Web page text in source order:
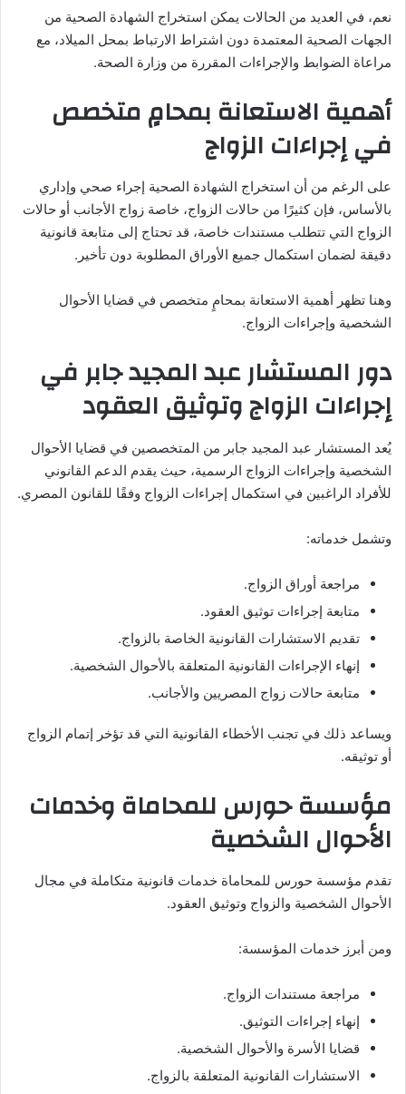
نعم، في العديد من الحالات يمكن استخراج الشهادة الصحية من
الجهات الصحية المعتمدة دون اشتراط الارتباط بمحل الميلاد، مع
مراعاة الضوابط والإجراءات المقررة من وزارة الصحة.
أهمية الاستعانة بمحامٍ متخصص
في إجراءات الزواج
على الرغم من أن استخراج الشهادة الصحية إجراء صحي وإداري
بالأساس، فإن كثيرًا من حالات الزواج، خاصة زواج الأجانب أو حالات
الزواج التي تتطلب مستندات خاصة، قد تحتاج إلى متابعة قانونية
دقيقة لضمان استكمال جميع الأوراق المطلوبة دون تأخير.
وهنا تظهر أهمية الاستعانة بمحامٍ متخصص في قضايا الأحوال
الشخصية وإجراءات الزواج.
دور المستشار عبد المجيد جابر في
إجراءات الزواج وتوثيق العقود
يُعد المستشار عبد المجيد جابر من المتخصصين في قضايا الأحوال
الشخصية وإجراءات الزواج الرسمية، حيث يقدم الدعم القانوني
للأفراد الراغبين في استكمال إجراءات الزواج وفقًا للقانون المصري.
وتشمل خدماته:
مراجعة أوراق الزواج.
متابعة إجراءات توثيق العقود.
تقديم الاستشارات القانونية الخاصة بالزواج.
إنهاء الإجراءات القانونية المتعلقة بالأحوال الشخصية.
متابعة حالات زواج المصريين والأجانب.
ويساعد ذلك في تجنب الأخطاء القانونية التي قد تؤخر إتمام الزواج
أو توثيقه.
مؤسسة حورس للمحاماة وخدمات
الأحوال الشخصية
تقدم مؤسسة حورس للمحاماة خدمات قانونية متكاملة في مجال
الأحوال الشخصية والزواج وتوثيق العقود.
ومن أبرز خدمات المؤسسة:
مراجعة مستندات الزواج.
إنهاء إجراءات التوثيق.
قضايا الأسرة والأحوال الشخصية.
الاستشارات القانونية المتعلقة بالزواج.